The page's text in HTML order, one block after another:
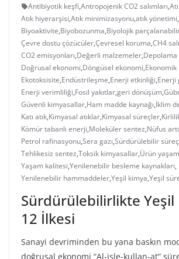
Antibiyotik keşfi,Antropojenik CO2 salımları,
Atık hiyerarşisi,Atık minimizasyonu,atık yönetimi,
Biyoaktivite,Biyobozunma,Biyolojik
Çevre dostu çözücüler,Çevresel koruma,CH4
CO2 emisyonları,Değerli malzemeler,Depolama
Doğrusal ekonomi,Döngüsel ekonomi,Ekonomik
Ekotoksisite,Endüstrileşme,Enerji etkinliği,Enerji
Enerji verimliliği,Fosil yakıtlar,geri dönüşüm,
Güvenli kimyasallar,Ham madde kaynağı,İklim
Katı atık,Kimyasal atıklar,Kimyasal süreçler,
Kömür tabanlı enerji,Moleküler sentez,Nüfus
Petrol rafinasyonu,Sera gazı,Sürdürülebilir süreç
Tehlikesiz sentez,Toksik kimyasallar,Ürün
Yaşam kalitesi,Yenilenebilir besleme kaynakları,
Yenilenebilir hammaddeler,Yeşil kimya,Yeşil
Sürdürülebilirlikte Yeşil
12 İlkesi
Sanayi devriminden bu yana baskın
doğrusal ekonomi “Al-işle-kullan-at”